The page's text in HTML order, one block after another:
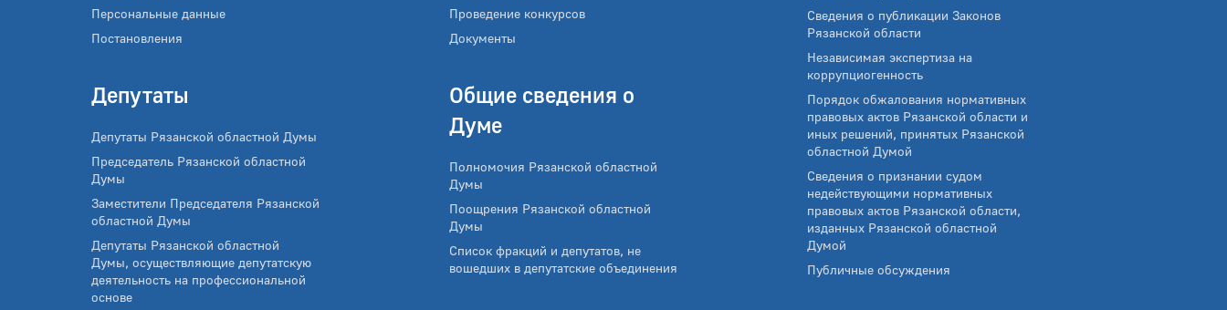
Персональные данные
Постановления
Депутаты
Депутаты Рязанской областной Думы
Председатель Рязанской областной
Думы
Заместители Председателя Рязанской
областной Думы
Депутаты Рязанской областной
Думы, осуществляющие депутатскую
деятельность на профессиональной
основе
Проведение конкурсов
Документы
Общие сведения о
Думе
Полномочия Рязанской областной
Думы
Поощрения Рязанской областной
Думы
Список фракций и депутатов, не
вошедших в депутатские объединения
Сведения о публикации Законов
Рязанской области
Независимая экспертиза на
коррупциогенность
Порядок обжалования нормативных
правовых актов Рязанской области и
иных решений, принятых Рязанской
областной Думой
Сведения о признании судом
недействующими нормативных
правовых актов Рязанской области,
изданных Рязанской областной
Думой
Публичные обсуждения